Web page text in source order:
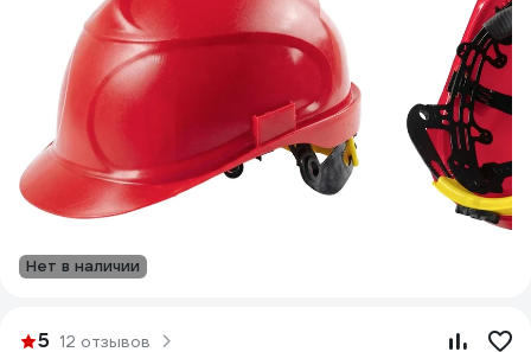
Нет в наличии
5 12 отзывов